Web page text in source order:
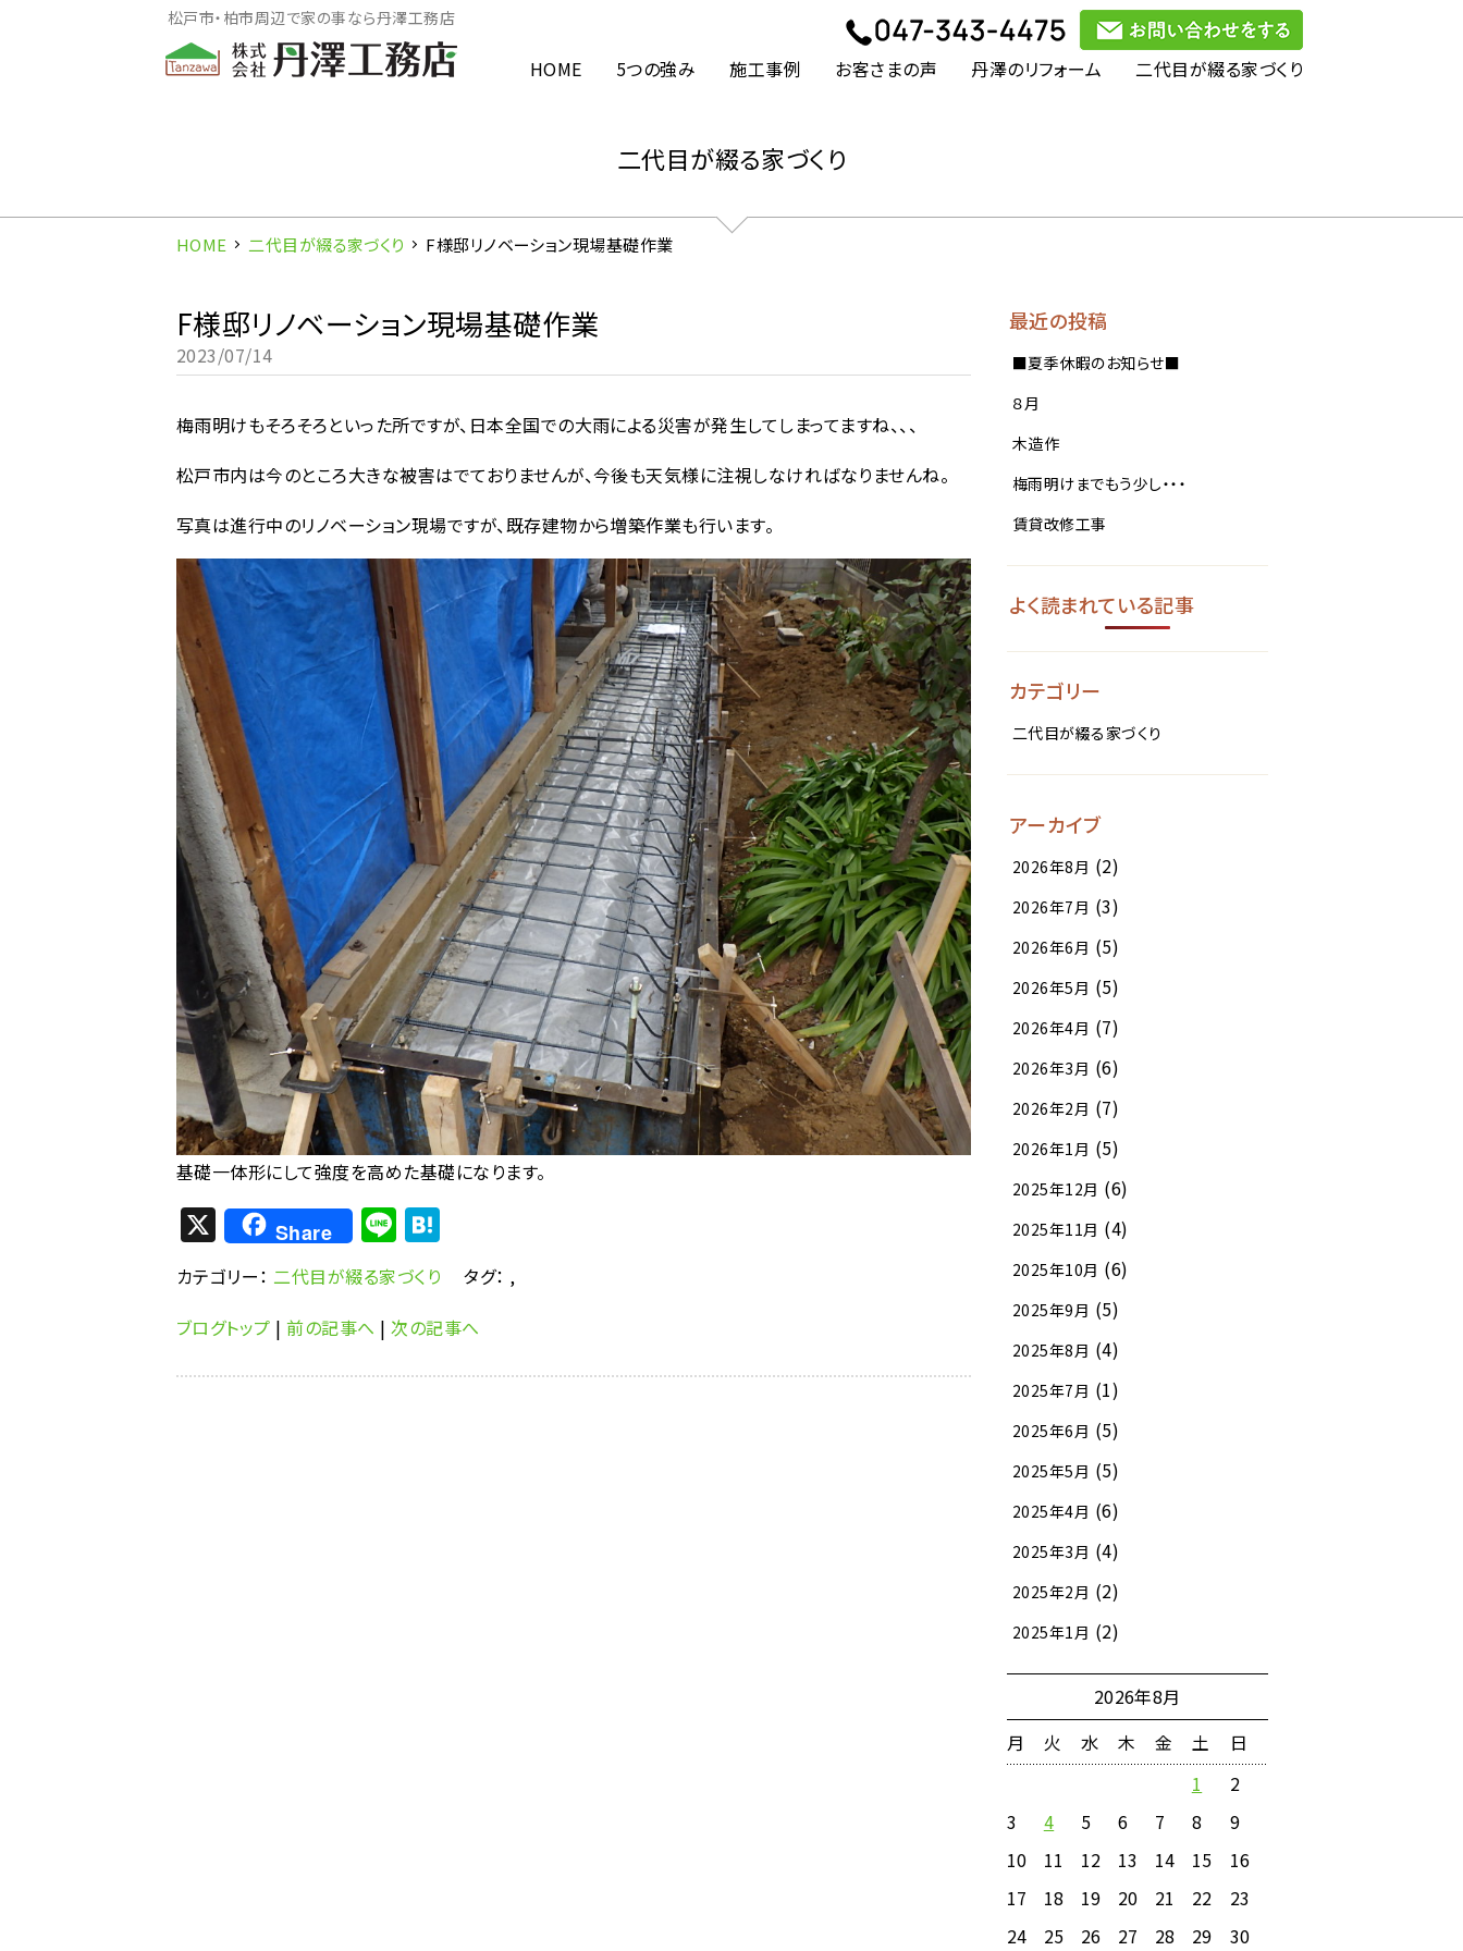
松戸市・柏市周辺で家の事なら丹澤工務店
HOME 5つの強み 施工事例 お客さまの声 丹澤のリフォーム 二代目が綴る家づくり
二代目が綴る家づくり
HOME 二代目が綴る家づくり F様邸リノベーション現場基礎作業
F様邸リノベーション現場基礎作業
2023/07/14
梅雨明けもそろそろといった所ですが、日本全国での大雨による災害が発生してしまってますね、、、
松戸市内は今のところ大きな被害はでておりませんが、今後も天気様に注視しなければなりませんね。
写真は進行中のリノベーション現場ですが、既存建物から増築作業も行います。
基礎一体形にして強度を高めた基礎になります。
X Share Li
n
e
at
n
a
カテゴリー： 二代目が綴る家づくり タグ： ,
ブログトップ |前の記事へ |次の記事へ
最近の投稿
■夏季休暇のお知らせ■
８月
木造作
梅雨明けまでもう少し・・・
賃貸改修工事
よく読まれている記事
カテゴリー
二代目が綴る家づくり
アーカイブ
2026年8月 (2)
2026年7月 (3)
2026年6月 (5)
2026年5月 (5)
2026年4月 (7)
2026年3月 (6)
2026年2月 (7)
2026年1月 (5)
2025年12月 (6)
2025年11月 (4)
2025年10月 (6)
2025年9月 (5)
2025年8月 (4)
2025年7月 (1)
2025年6月 (5)
2025年5月 (5)
2025年4月 (6)
2025年3月 (4)
2025年2月 (2)
2025年1月 (2)
2026年8月
月
火 水 木 金 土
日
1
2
3
4 5 6 7 8
9
10
11 12 13 14 15
16
17
18 19 20 21 22
23
24
25 26 27 28 29 30